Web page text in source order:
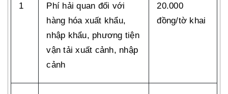
1
Phí hải quan đối với
hàng hóa xuất khẩu,
nhập khẩu, phương tiện
vận tải xuất cảnh, nhập
cảnh
20.000
đồng/tờ khai